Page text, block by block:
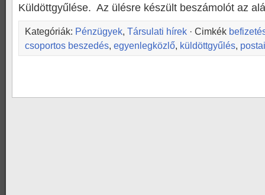
Küldöttgyűlése. Az ülésre készült beszámolót az
Kategóriák: Pénzügyek, Társulati hírek · Cimkék
csoportos beszedés, egyenlegközlő, küldöttgyűlés,